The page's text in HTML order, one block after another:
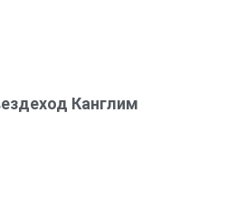
Канглим